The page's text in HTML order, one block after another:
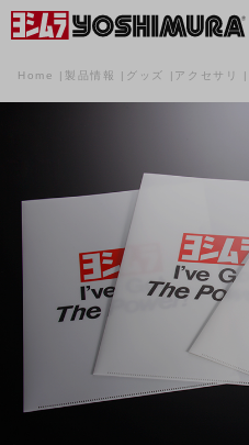
Home 製品情報 グッズ アクセサリ